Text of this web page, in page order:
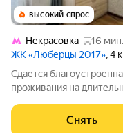
высокий спрос
Некрасовка
16 мин.
ЖК «Люберцы 2017», 4
Сдается
проживания на
развитый район. Есть
сан.узел. Вокруг дома
Снять